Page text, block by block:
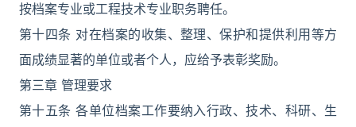
按档案专业或工程技术专业职务聘任。
第十四条 对在档案的收集、整理、保护和提供利用等方
面成绩显著的单位或者个人，应给予表彰奖励。
第三章 管理要求
第十五条 各单位档案工作要纳入行政、技术、科研、生